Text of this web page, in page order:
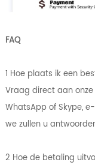
FAQ
1 Hoe plaats ik een
Vraag direct aan
WhatsApp of Skype,
we zullen u
2 Hoe de betaling